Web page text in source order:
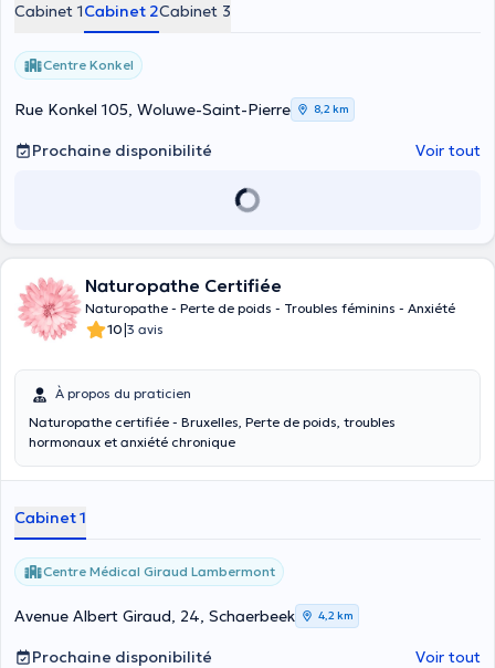
Cabinet 1Cabinet 2Cabinet 3
Centre Konkel
Rue Konkel 105, Woluwe-Saint-Pierre 8,2 km
Prochaine disponibilité Voir tout
Naturopathe Certifiée
Naturopathe - Perte de poids - Troubles féminins - Anxiété
10|3 avis
À propos du praticien
Naturopathe certifiée - Bruxelles, Perte de poids, troubles
hormonaux et anxiété chronique
Cabinet 1
Centre Médical Giraud Lambermont
Avenue Albert Giraud, 24, Schaerbeek 4,2 km
Prochaine disponibilité Voir tout